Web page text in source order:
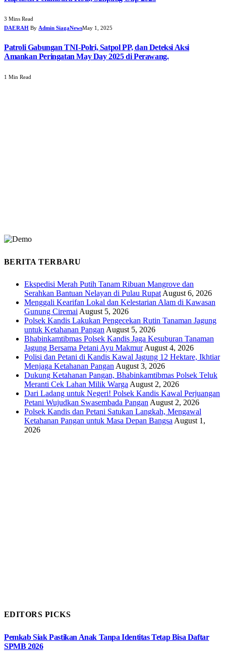
3 Mins Read
DAERAH By Admin SiagaNewsMay 1, 2025
Patroli Gabungan TNI-Polri, Satpol PP, dan Deteksi Aksi
Amankan Peringatan May Day 2025 di Perawang.
1 Min Read
BERITA TERBARU
Ekspedisi Merah Putih Tanam Ribuan Mangrove dan
Serahkan Bantuan Nelayan di Pulau Rupat August 6, 2026
Menggali Kearifan Lokal dan Kelestarian Alam di Kawasan
Gunung Ciremai August 5, 2026
Polsek Kandis Lakukan Pengecekan Rutin Tanaman Jagung
untuk Ketahanan Pangan August 5, 2026
Bhabinkamtibmas Polsek Kandis Jaga Kesuburan Tanaman
Jagung Bersama Petani Ayu Makmur August 4, 2026
Polisi dan Petani di Kandis Kawal Jagung 12 Hektare, Ikhtiar
Menjaga Ketahanan Pangan August 3, 2026
Dukung Ketahanan Pangan, Bhabinkamtibmas Polsek Teluk
Meranti Cek Lahan Milik Warga August 2, 2026
Dari Ladang untuk Negeri! Polsek Kandis Kawal Perjuangan
Petani Wujudkan Swasembada Pangan August 2, 2026
Polsek Kandis dan Petani Satukan Langkah, Mengawal
Ketahanan Pangan untuk Masa Depan Bangsa August 1,
2026
EDITORS PICKS
Pemkab Siak Pastikan Anak Tanpa Identitas Tetap Bisa Daftar
SPMB 2026